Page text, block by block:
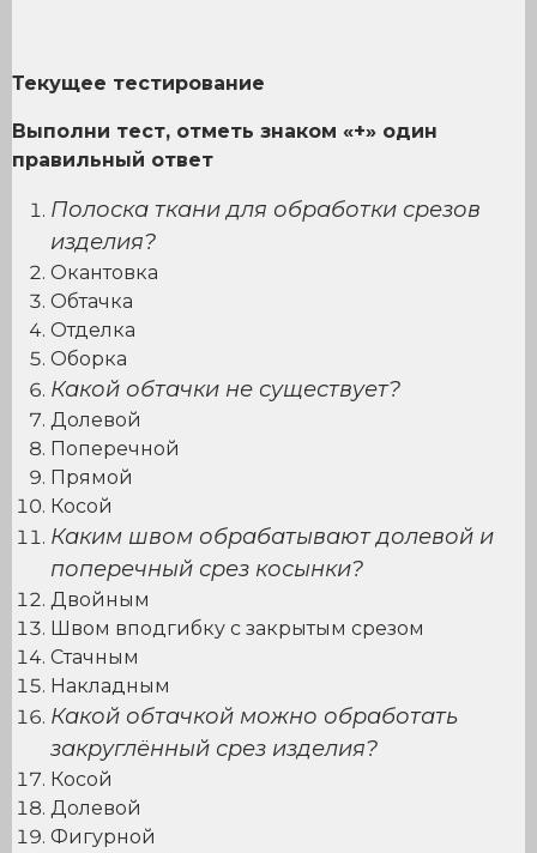
Текущее тестирование
Выполни тест, отметь знаком «+» один
правильный ответ
Полоска ткани для обработки срезов
изделия?
Окантовка
Обтачка
Отделка
Оборка
Какой обтачки не существует?
Долевой
Поперечной
Прямой
Косой
Каким швом обрабатывают долевой и
поперечный срез косынки?
Двойным
Швом вподгибку с закрытым срезом
Стачным
Накладным
Какой обтачкой можно обработать
закруглённый срез изделия?
Косой
Долевой
Фигурной